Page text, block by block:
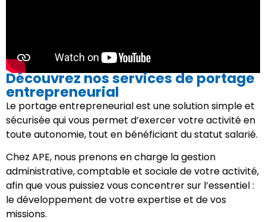
Découvrez nos services de portage
entrepreneurial
Le portage entrepreneurial est une solution simple et
sécurisée qui vous permet d’exercer votre activité en
toute autonomie, tout en bénéficiant du statut salarié.
Chez APE, nous prenons en charge la gestion
administrative, comptable et sociale de votre activité,
afin que vous puissiez vous concentrer sur l’essentiel :
le développement de votre expertise et de vos
missions.